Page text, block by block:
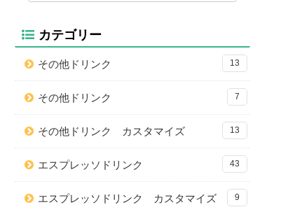
カテゴリー
その他ドリンク 13
その他ドリンク 7
その他ドリンク カスタマイズ 13
エスプレッソドリンク 43
エスプレッソドリンク カスタマイズ 9